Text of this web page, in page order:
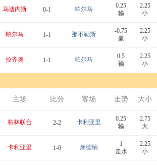
乌迪内斯 0-1 帕尔马
0.25
输
2.25
小
帕尔马 1-1 那不勒斯
-0.75
赢
2.25
小
拉齐奥 1-1 帕尔马
0.5
输
2.25
小
主场 比分 客场 走势 大小
柏林联合 2-2 卡利亚里
0.25
输
2.75
大
卡利亚里 1-0 摩德纳
1
走水
2.25
小